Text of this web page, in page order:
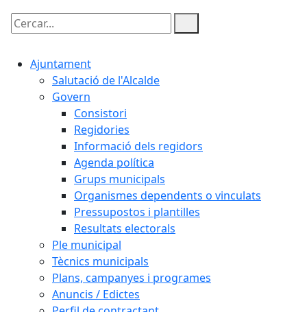
Cercar:
Ajuntament
Salutació de l'Alcalde
Govern
Consistori
Regidories
Informació dels regidors
Agenda política
Grups municipals
Organismes dependents o vinculats
Pressupostos i plantilles
Resultats electorals
Ple municipal
Tècnics municipals
Plans, campanyes i programes
Anuncis / Edictes